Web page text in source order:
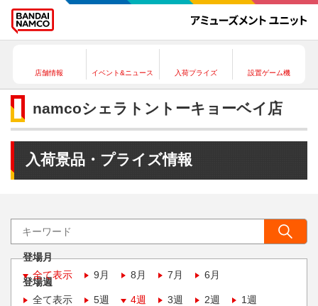
店舗情報 イベント&ニュース 入荷プライズ 設置ゲーム機
namcoシェラトントーキョーベイ店
入荷景品・プライズ情報
登場月
全て表示
9月 8月 7月 6月
登場週
全て表示
5週 4週 3週 2週 1週